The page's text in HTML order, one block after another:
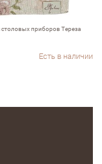
столовых приборов Тереза
Есть в наличии